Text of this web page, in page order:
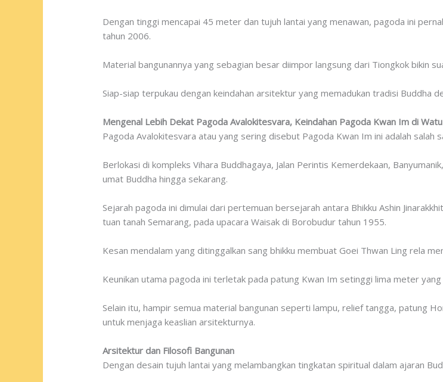
Dengan tinggi mencapai 45 meter dan tujuh lantai yang menawan, pagoda ini
tahun 2006.
Material bangunannya yang sebagian besar diimpor langsung dari Tiongkok bikin
Siap-siap terpukau dengan keindahan arsitektur yang memadukan tradisi Buddha
Mengenal Lebih Dekat Pagoda Avalokitesvara, Keindahan Pagoda Kwan Im di
Pagoda Avalokitesvara atau yang sering disebut Pagoda Kwan Im ini adalah salah
Berlokasi di kompleks Vihara Buddhagaya, Jalan Perintis Kemerdekaan,
umat Buddha hingga sekarang.
Sejarah pagoda ini dimulai dari pertemuan bersejarah antara Bhikku Ashin
tuan tanah Semarang, pada upacara Waisak di Borobudur tahun 1955.
Kesan mendalam yang ditinggalkan sang bhikku membuat Goei Thwan Ling rela
Keunikan utama pagoda ini terletak pada patung Kwan Im setinggi lima meter
Selain itu, hampir semua material bangunan seperti lampu, relief tangga, patung
untuk menjaga keaslian arsitekturnya.
Arsitektur dan Filosofi Bangunan
Dengan desain tujuh lantai yang melambangkan tingkatan spiritual dalam ajaran